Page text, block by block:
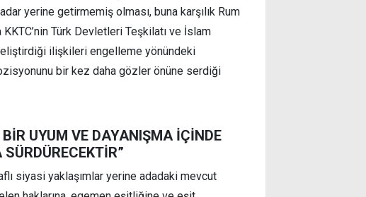
yerine getirmemiş olması, buna karşılık Rum
Türk Devletleri Teşkilatı ve İslam
ilişkileri engelleme yönündeki
bir kez daha gözler önüne serdiği
UYUM VE DAYANIŞMA İÇİNDE
siyasi yaklaşımlar yerine adadaki mevcut